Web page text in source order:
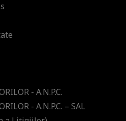
- A.N.P.C.
- A.N.P.C. – SAL